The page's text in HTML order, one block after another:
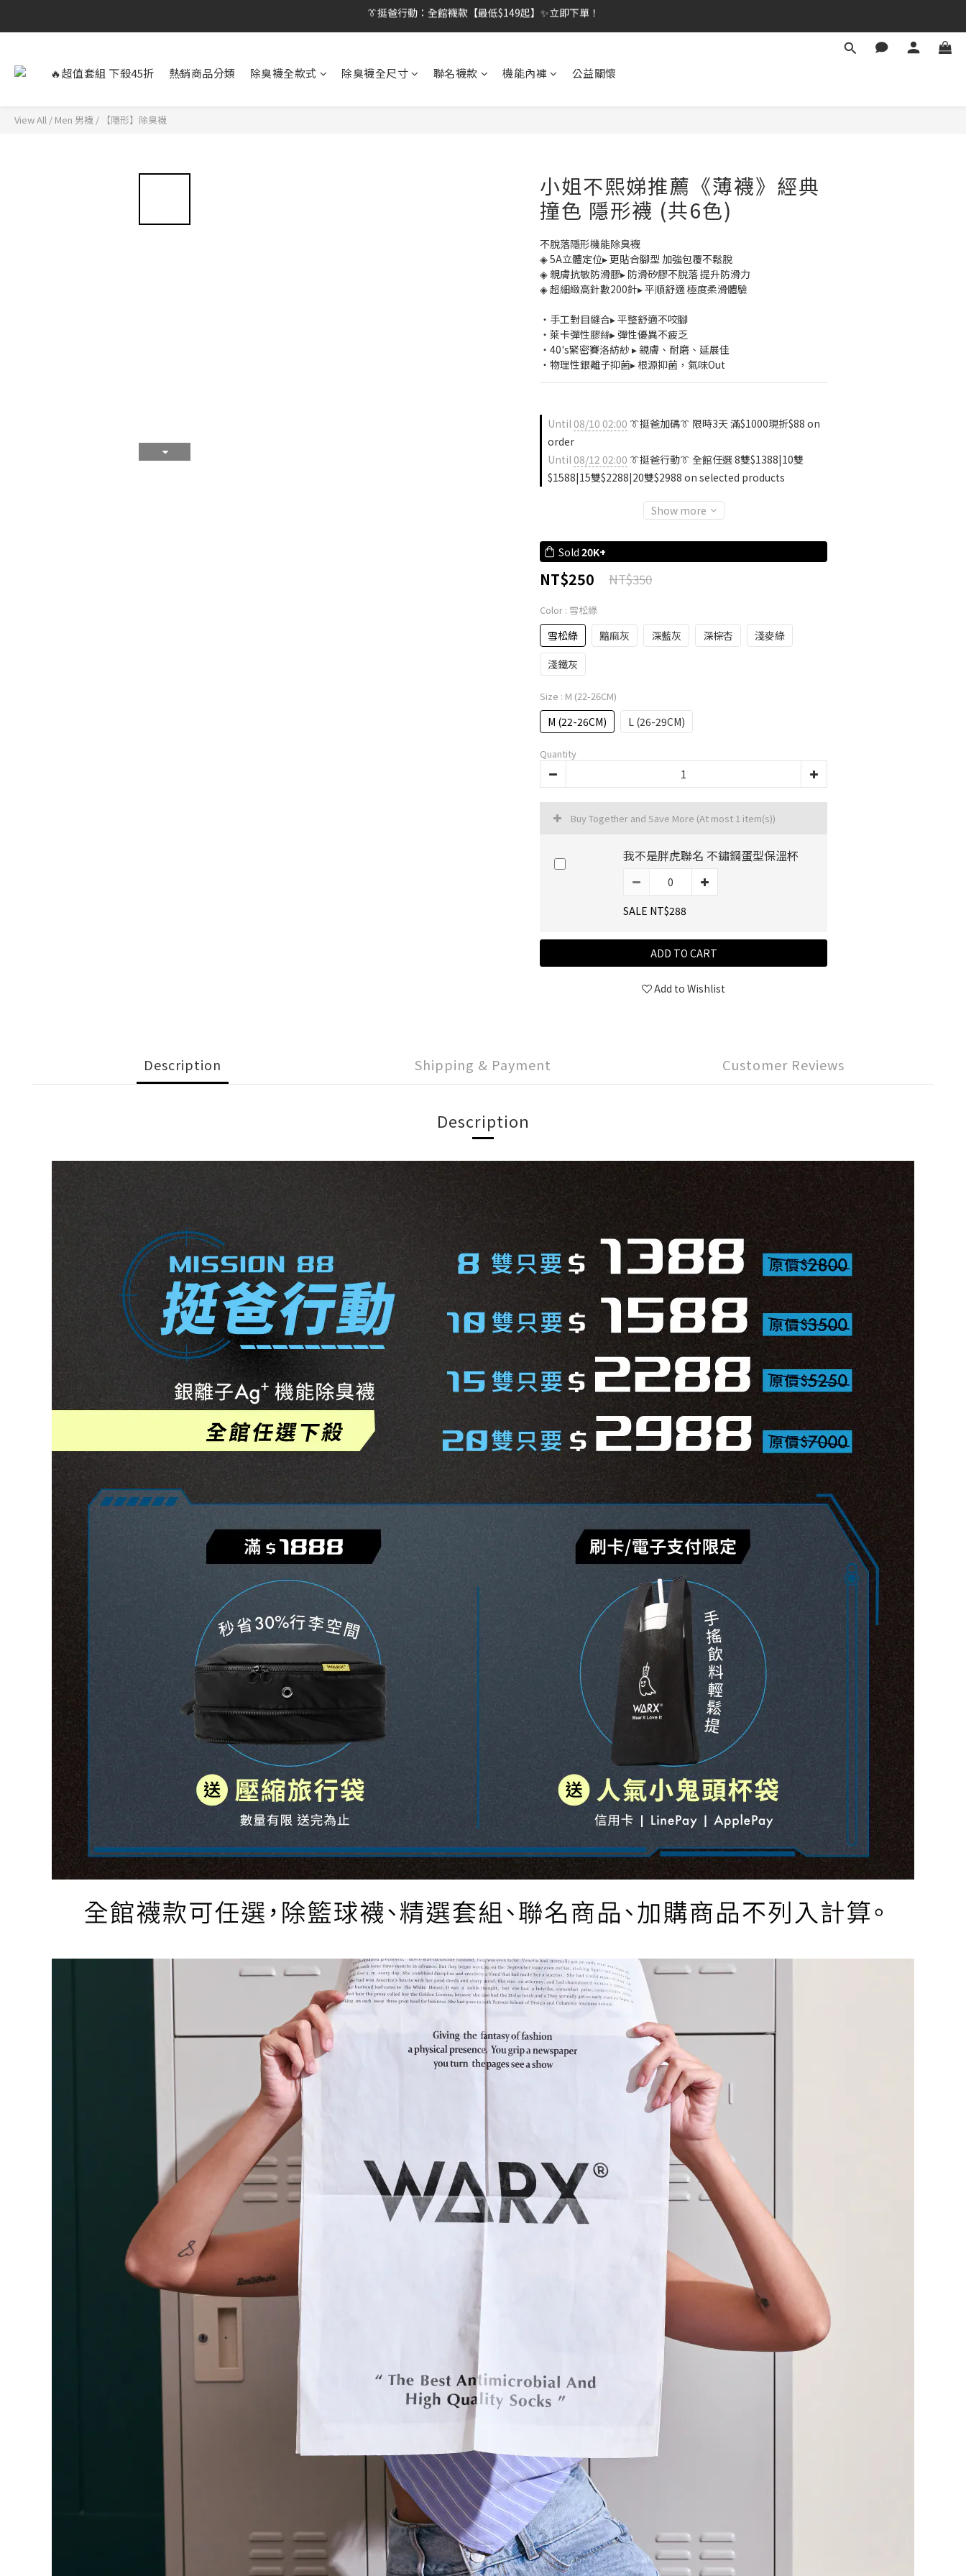
👔挺爸行動：全館襪款【最低$149起】✨立即下單！
👔挺爸滿額贈：滿$1888就送💎品牌壓縮旅行袋！
👔挺爸行動：全館襪款【最低$149起】✨立即下單！
🔥超值套組 下殺45折 熱銷商品分類 除臭襪全款式 除臭襪全尺寸 聯名襪款 機能內褲 公益關懷
View All / Men 男襪 / 【隱形】除臭襪
小姐不熙娣推薦《薄襪》經典
撞色 隱形襪 (共6色)
不脫落隱形機能除臭襪
◈ 5A立體定位▸ 更貼合腳型 加強包覆不鬆脫
◈ 親膚抗敏防滑膠▸ 防滑矽膠不脫落 提升防滑力
◈ 超細緻高針數200針▸ 平順舒適 極度柔滑體驗
・手工對目縫合▸ 平整舒適不咬腳
・萊卡彈性膠絲▸ 彈性優異不疲乏
・40's緊密賽洛紡紗 ▸ 親膚、耐磨、延展佳
・物理性銀離子抑菌▸ 根源抑菌，氣味Out
Until08/10 02:00 👔挺爸加碼👔 限時3天 滿$1000現折$88 on
order
Until08/12 02:00 👔挺爸行動👔 全館任選 8雙$1388|10雙
$1588|15雙$2288|20雙$2988 on selected products
Show more
Sold 20K+
NT$250 NT$350
Color : 雪松綠
雪松綠 黯麻灰 深藍灰 深棕杏
淺麥綠
淺鐵灰
Size : M (22-26CM)
M (22-26CM) L (26-29CM)
Quantity
Buy Together and Save More (At most 1 item(s))
我不是胖虎聯名 不鏽鋼蛋型保溫杯
SALE NT$288
ADD TO CART
Add to Wishlist
Description Shipping & Payment Customer Reviews
Description